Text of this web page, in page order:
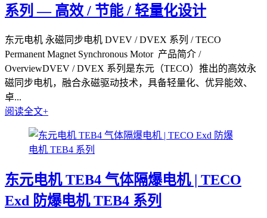
系列 — 高效 / 节能 / 轻量化设计
东元电机 永磁同步电机 DVEV / DVEX 系列 / TECO
Permanent Magnet Synchronous Motor 产品简介 /
OverviewDVEV / DVEX 系列是东元（TECO）推出的高效永
磁同步电机，融合永磁驱动技术，具备轻量化、优异能效、
卓...
阅读全文+
东元电机 TEB4 气体隔爆电机 | TECO
Exd 防爆电机 TEB4 系列